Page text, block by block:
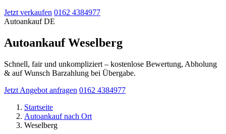
Jetzt verkaufen 0162 4384977
Autoankauf DE
Autoankauf Weselberg
Schnell, fair und unkompliziert – kostenlose Bewertung, Abholung
& auf Wunsch Barzahlung bei Übergabe.
Jetzt Angebot anfragen 0162 4384977
Startseite
Autoankauf nach Ort
Weselberg